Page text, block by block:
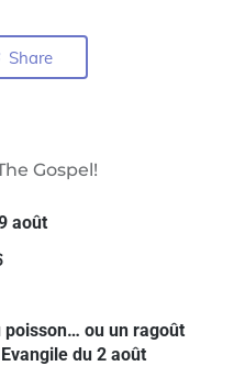
Share
Gospel!
août
poisson… ou un ragoût
du 2 août